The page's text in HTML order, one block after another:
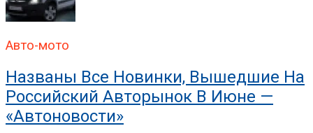
Авто-мото
Названы Все Новинки, Вышедшие На
Российский Авторынок В Июне —
«Автоновости»